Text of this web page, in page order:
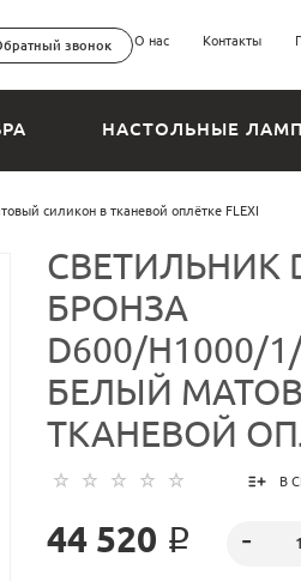
звонок О нас Контакты
НАСТОЛЬНЫЕ
силикон в тканевой оплётке FLEXI
СВЕТИЛЬНИК
БРОНЗА
D600/H1000/
БЕЛЫЙ
ТКАНЕВОЙ
В
44 520 ₽